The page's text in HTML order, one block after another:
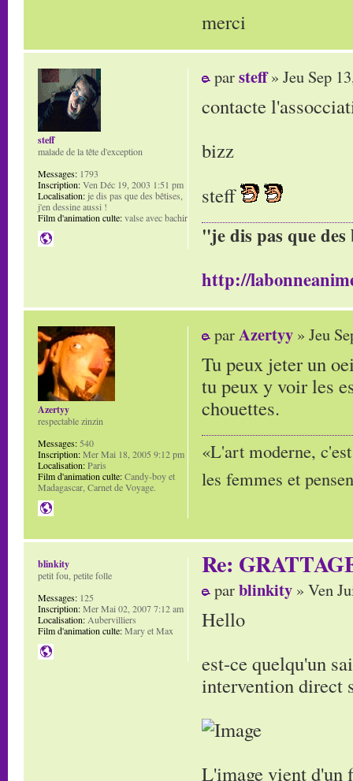
merci
parsteff» Jeu Sep
contacte
bizz
steff
"je dis pas que
http://
steff
malade de la tête d'exception
Messages: 1793
Inscription:Ven Déc 19, 2003 1:51 pm
Localisation:je dis pas que des bêtises,
j'en dessine aussi !
Film d'animation culte:valse avec bachir
parAzertyy » Jeu
Tu peux jeter un
tu peux y voir les
chouettes.
«L'art moderne,
les femmes et
Azertyy
respectable zinzin
Messages:540
Inscription:Mer Mai 18, 2005 9:12 pm
Localisation:Paris
Film d'animation culte:Candy-boy et
Madagascar, Carnet de Voyage.
Re:
parblinkity » Ven
Hello
est-ce quelqu'un
intervention direct
L'image vient
blinkity
petit fou, petite folle
Messages: 125
Inscription:Mer Mai 02, 2007 7:12 am
Localisation:Aubervilliers
Film d'animation culte:Mary et Max